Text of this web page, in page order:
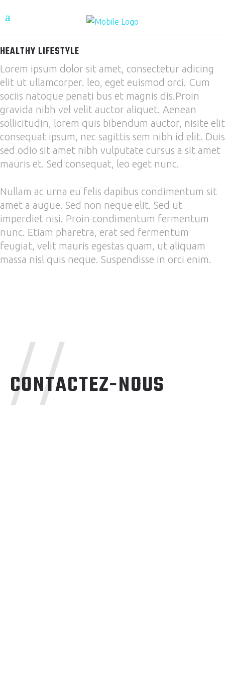
HEALTHY LIFESTYLE
Lorem ipsum dolor sit amet, consectetur adicing
elit ut ullamcorper. leo, eget euismod orci. Cum
sociis natoque penati bus et magnis dis.Proin
gravida nibh vel velit auctor aliquet. Aenean
sollicitudin, lorem quis bibendum auctor, nisite elit
consequat ipsum, nec sagittis sem nibh id elit. Duis
sed odio sit amet nibh vulputate cursus a sit amet
mauris et. Sed consequat, leo eget nunc.
Nullam ac urna eu felis dapibus condimentum sit
amet a augue. Sed non neque elit. Sed ut
imperdiet nisi. Proin condimentum fermentum
nunc. Etiam pharetra, erat sed fermentum
feugiat, velit mauris egestas quam, ut aliquam
massa nisl quis neque. Suspendisse in orci enim.
CONTACTEZ-NOUS
//